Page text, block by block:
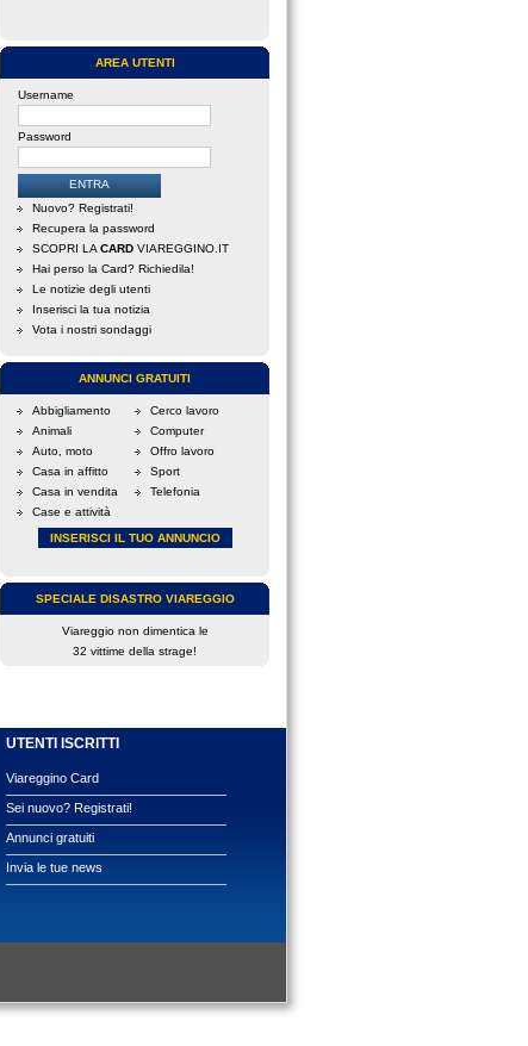
AREA UTENTI
Username
Password
Nuovo? Registrati!
Recupera la password
SCOPRI LA CARD VIAREGGINO.IT
Hai perso la Card? Richiedila!
Le notizie degli utenti
Inserisci la tua notizia
Vota i nostri sondaggi
ANNUNCI GRATUITI
Abbigliamento
Animali
Auto, moto
Casa in affitto
Casa in vendita
Case e attività
Cerco lavoro
Computer
Offro lavoro
Sport
Telefonia
INSERISCI IL TUO ANNUNCIO
SPECIALE DISASTRO VIAREGGIO
Viareggio non dimentica le
32 vittime della strage!
UTENTI ISCRITTI
Viareggino Card
Sei nuovo? Registrati!
Annunci gratuiti
Invia le tue news